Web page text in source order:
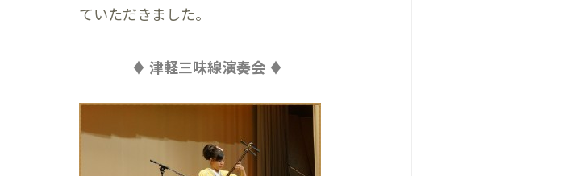
ていただきました。
♦ 津軽三味線演奏会 ♦